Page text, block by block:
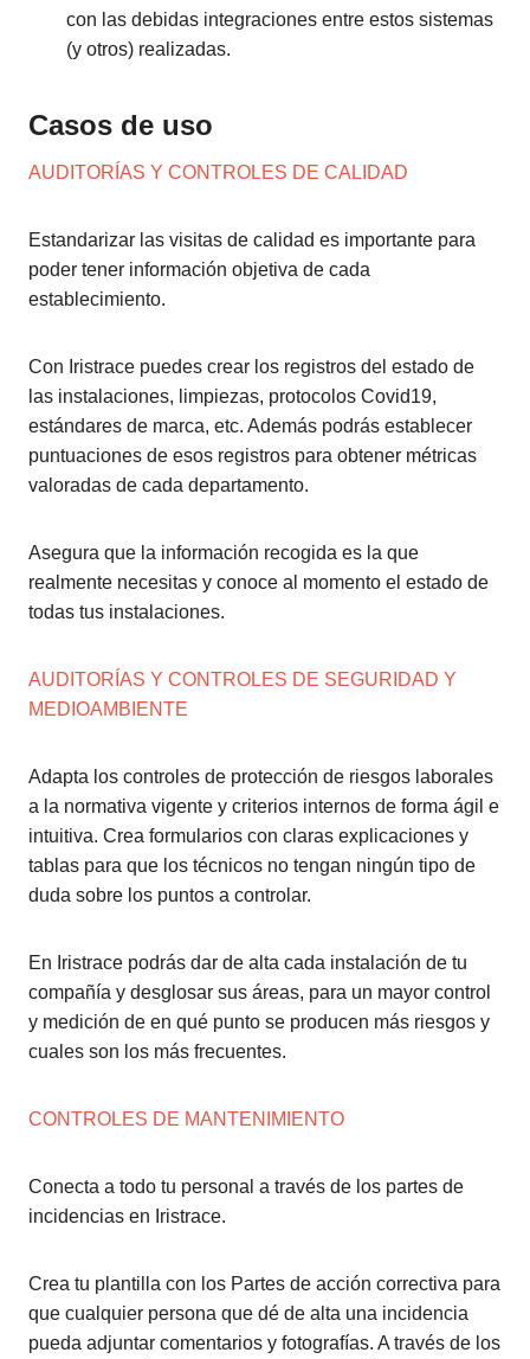
con las debidas integraciones entre estos sistemas
(y otros) realizadas.
Casos de uso
AUDITORÍAS Y CONTROLES DE CALIDAD
Estandarizar las visitas de calidad es importante para
poder tener información objetiva de cada
establecimiento.
Con Iristrace puedes crear los registros del estado de
las instalaciones, limpiezas, protocolos Covid19,
estándares de marca, etc. Además podrás establecer
puntuaciones de esos registros para obtener métricas
valoradas de cada departamento.
Asegura que la información recogida es la que
realmente necesitas y conoce al momento el estado de
todas tus instalaciones.
AUDITORÍAS Y CONTROLES DE SEGURIDAD Y
MEDIOAMBIENTE
Adapta los controles de protección de riesgos laborales
a la normativa vigente y criterios internos de forma ágil e
intuitiva. Crea formularios con claras explicaciones y
tablas para que los técnicos no tengan ningún tipo de
duda sobre los puntos a controlar.
En Iristrace podrás dar de alta cada instalación de tu
compañía y desglosar sus áreas, para un mayor control
y medición de en qué punto se producen más riesgos y
cuales son los más frecuentes.
CONTROLES DE MANTENIMIENTO
Conecta a todo tu personal a través de los partes de
incidencias en Iristrace.
Crea tu plantilla con los Partes de acción correctiva para
que cualquier persona que dé de alta una incidencia
pueda adjuntar comentarios y fotografías. A través de los